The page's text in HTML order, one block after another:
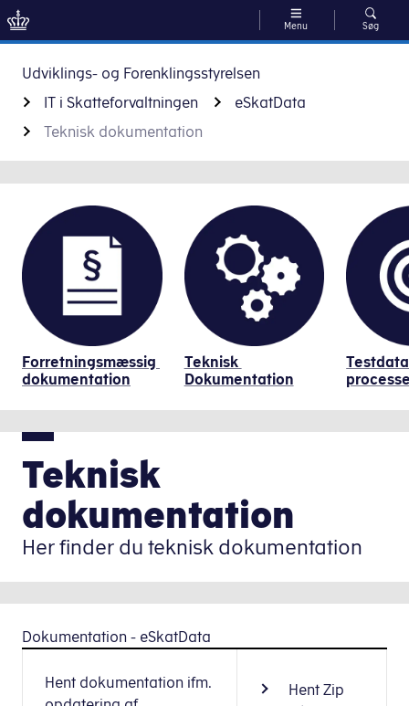
Menu Søg
Udviklings- og Forenklingsstyrelsen
IT i Skatteforvaltningen
eSkatData
Teknisk dokumentation
eskatdata
Forretningsmæssig
dokumentation
Teknisk
Dokumentation
Teknisk
dokumentation
Her finder du teknisk dokumentation
Dokumentation - eSkatData
Hent dokumentation ifm.
Hent Zip